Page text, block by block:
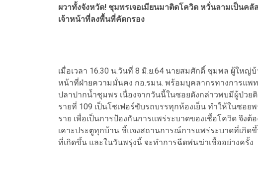
ผวาทั้งจังหวัด! ชุมพรเจอเมียนมาติดโควิด หวั่นลามเป็นค
เจ้าหน้าที่ลงพื้นที่คัดกรอง
เมื่อเวลา 16.30 น.วันที่ 8 มิ.ย.64 นายสมศักดิ์ ชุมพล ผู้ใหญ่
หน้าที่ฝ่ายความมั่นคง กอ.รมน. พร้อมบุคลากรทางการแ
ปลาปากน้ำชุมพร เนื่องจากวันนี้ในซอยดังกล่าวพบมีผู้ป่วยติ
รายที่ 109 เป็นโชเฟอร์ขับรถบรรทุกห้องเย็น ทำให้ในซอ
ราย เพื่อเป็นการป้องกันการแพร่ระบาดของเชื้อโควิด จึงต้
เคาะประตูทุกบ้าน ชี้แจงสถานการณ์การแพร่ระบาดที่เกิ
ที่เกิดขึ้น และในวันพรุ่งนี้ จะทำการฉีดพ่นฆ่าเชื้ออย่างครั้ง